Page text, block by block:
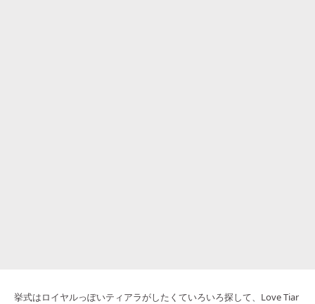
挙式はロイヤルっぽいティアラがしたくていろいろ探して、Love Tiar